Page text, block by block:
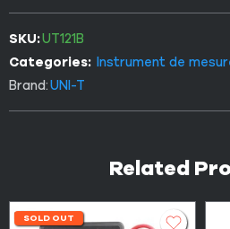
SKU:UT121B
Categories: Instrument de
Brand:UNI-T
Related
SOLD OUT